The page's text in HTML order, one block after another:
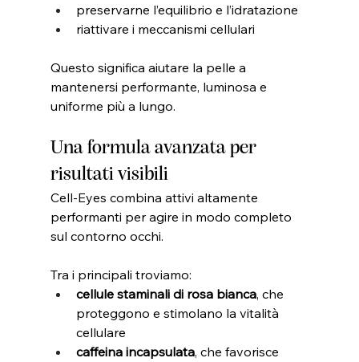
preservarne l’equilibrio e l’idratazione
riattivare i meccanismi cellulari
Questo significa aiutare la pelle a
mantenersi performante, luminosa e
uniforme più a lungo.
Una formula avanzata per
risultati visibili
Cell-Eyes combina attivi altamente
performanti per agire in modo completo
sul contorno occhi.
Tra i principali troviamo:
cellule staminali di rosa bianca, che
proteggono e stimolano la vitalità
cellulare
caffeina incapsulata, che favorisce